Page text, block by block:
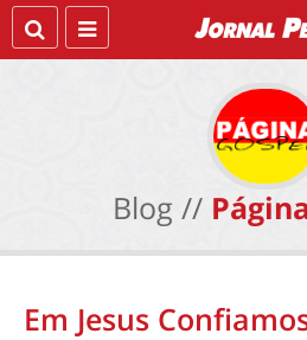
Blog //
Em Jesus